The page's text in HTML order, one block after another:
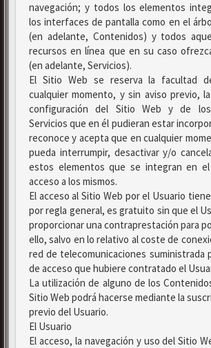
navegación; y todos los elementos
los interfaces de pantalla como en el
(en adelante, Contenidos) y todos
recursos en línea que en su caso
(en adelante, Servicios).
El Sitio Web se reserva la facultad
cualquier momento, y sin aviso previo,
configuración del Sitio Web y de
Servicios que en él pudieran estar
reconoce y acepta que en cualquier
pueda interrumpir, desactivar y/o
estos elementos que se integran en
acceso a los mismos.
El acceso al Sitio Web por el Usuario
por regla general, es gratuito sin que el
proporcionar una contraprestación para
ello, salvo en lo relativo al coste de
red de telecomunicaciones suministrada
de acceso que hubiere contratado el
La utilización de alguno de los
Sitio Web podrá hacerse mediante la
previo del Usuario.
El Usuario
El acceso, la navegación y uso del Sitio